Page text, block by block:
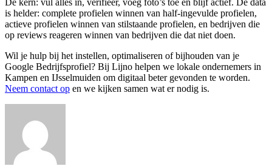
is helder: complete profielen winnen van half-ingevulde profielen,
actieve profielen winnen van stilstaande profielen, en bedrijven die
op reviews reageren winnen van bedrijven die dat niet doen.
Wil je hulp bij het instellen, optimaliseren of bijhouden van je
Google Bedrijfsprofiel? Bij Lijno helpen we lokale ondernemers in
Kampen en IJsselmuiden om digitaal beter gevonden te worden.
Neem contact op en we kijken samen wat er nodig is.